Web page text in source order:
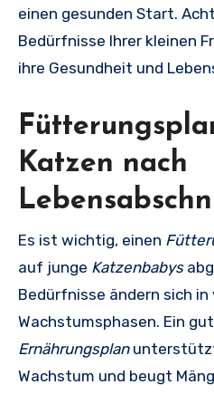
einen gesunden Start.
Bedürfnisse Ihrer kleinen
ihre Gesundheit und
Katzen nach
Es ist wichtig, einen
auf junge Katzenbabys
Bedürfnisse ändern sich in
Wachstumsphasen. Ein
Ernährungsplan
Wachstum und beugt